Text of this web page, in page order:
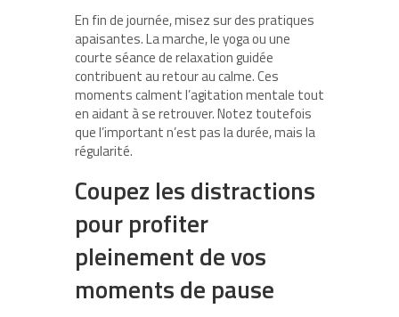
En fin de journée, misez sur des pratiques
apaisantes. La marche, le yoga ou une
courte séance de relaxation guidée
contribuent au retour au calme. Ces
moments calment l’agitation mentale tout
en aidant à se retrouver. Notez toutefois
que l’important n’est pas la durée, mais la
régularité.
Coupez les distractions
pour profiter
pleinement de vos
moments de pause